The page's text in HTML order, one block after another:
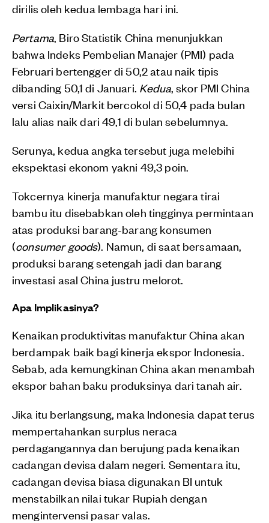
dirilis oleh kedua lembaga hari ini.
Pertama, Biro Statistik China menunjukkan
bahwa Indeks Pembelian Manajer (PMI) pada
Februari bertengger di 50,2 atau naik tipis
dibanding 50,1 di Januari. Kedua, skor PMI China
versi Caixin/Markit bercokol di 50,4 pada bulan
lalu alias naik dari 49,1 di bulan sebelumnya.
Serunya, kedua angka tersebut juga melebihi
ekspektasi ekonom yakni 49,3 poin.
Tokcernya kinerja manufaktur negara tirai
bambu itu disebabkan oleh tingginya permintaan
atas produksi barang-barang konsumen
(consumer goods). Namun, di saat bersamaan,
produksi barang setengah jadi dan barang
investasi asal China justru melorot.
Apa Implikasinya?
Kenaikan produktivitas manufaktur China akan
berdampak baik bagi kinerja ekspor Indonesia.
Sebab, ada kemungkinan China akan menambah
ekspor bahan baku produksinya dari tanah air.
Jika itu berlangsung, maka Indonesia dapat terus
mempertahankan surplus neraca
perdagangannya dan berujung pada kenaikan
cadangan devisa dalam negeri. Sementara itu,
cadangan devisa biasa digunakan BI untuk
menstabilkan nilai tukar Rupiah dengan
mengintervensi pasar valas.